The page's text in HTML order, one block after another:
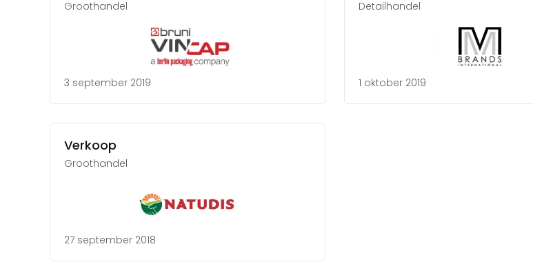
Groothandel
3 september 2019
Detailhandel
1 oktober 2019
Verkoop
Groothandel
27 september 2018